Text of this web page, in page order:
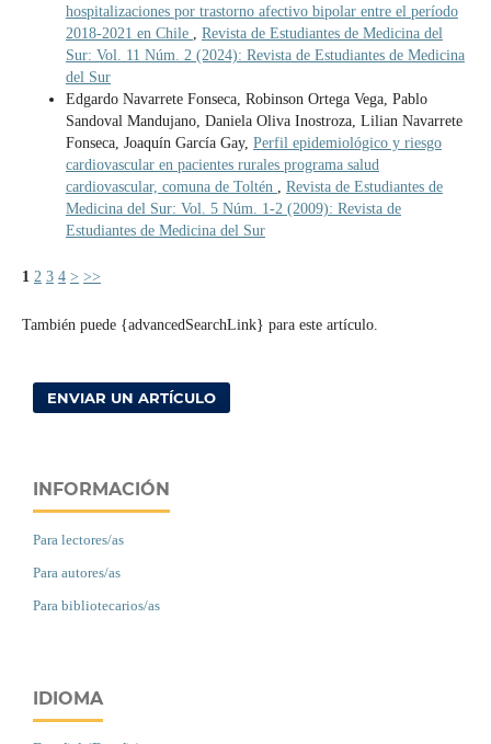
hospitalizaciones por trastorno afectivo bipolar entre el período
2018-2021 en Chile , Revista de Estudiantes de Medicina del
Sur: Vol. 11 Núm. 2 (2024): Revista de Estudiantes de Medicina
del Sur
Edgardo Navarrete Fonseca, Robinson Ortega Vega, Pablo
Sandoval Mandujano, Daniela Oliva Inostroza, Lilian Navarrete
Fonseca, Joaquín García Gay, Perfil epidemiológico y riesgo
cardiovascular en pacientes rurales programa salud
cardiovascular, comuna de Toltén , Revista de Estudiantes de
Medicina del Sur: Vol. 5 Núm. 1-2 (2009): Revista de
Estudiantes de Medicina del Sur
1 2 3 4 > >>
También puede {advancedSearchLink} para este artículo.
ENVIAR UN ARTÍCULO
INFORMACIÓN
Para lectores/as
Para autores/as
Para bibliotecarios/as
IDIOMA